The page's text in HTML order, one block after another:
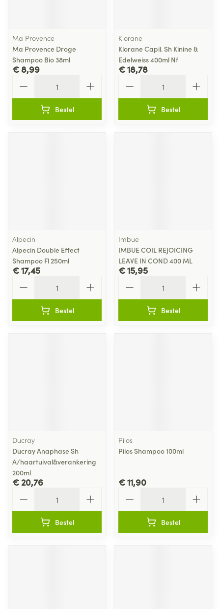
Ma Provence
Ma Provence Droge
Shampoo Bio 38ml
€ 8,99
Bestel
Klorane
Klorane Capil. Sh Kinine &
Edelweiss 400ml Nf
€ 18,78
Bestel
Alpecin
Alpecin Double Effect
Shampoo Fl 250ml
€ 17,45
Bestel
Imbue
IMBUE COIL REJOICING
LEAVE IN COND 400 ML
€ 15,95
Bestel
Ducray
Ducray Anaphase Sh
A/haartuival&verankering
200ml
€ 20,76
Bestel
Pilos
Pilos Shampoo 100ml
€ 11,90
Bestel